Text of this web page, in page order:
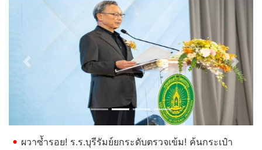
Previous Next
ผวาซ้ำรอย! ร.ร.บุรีรัมย์ยกระดับตรวจเข้ม! ค้นกระเป๋า